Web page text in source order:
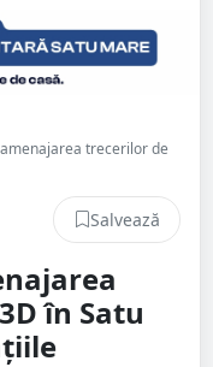
amenajarea trecerilor de
Salvează
în Satu